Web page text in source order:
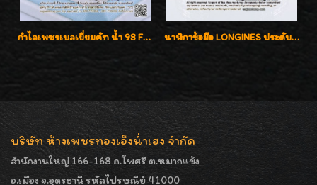
กำไลเพชรเบลเยี่ยมคัท น้ำ 98 F-Color/VVS เพชร 22 เม็ด น้ำหนักเพชรรวม 1.97 กะรัต ตัวเรือนตัน หนาแข็งแรง เพชรสวย ขาวจั๊ว ทุกเม็ด เล่นไฟ่วิ้งสุดๆค่ะ เปิดราคาโปรโมชั่น ถูกสุดๆค่ะ นาฬิกาข้อมือ LONGINES ประดับเพชร 5.20 กะรัต ใส่เล่น ใส่ออกงานหรูหราไฮโซค่ะ
บริษัท ห้างเพชรทองเอ็งน่ำเฮง จำกัด
สำนักงานใหญ่ 166-168 ถ.โพศรี ต.หมากแข้ง
อ.เมือง จ.อุดรธานี รหัสไปรษณีย์ 41000